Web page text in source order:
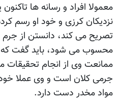
معمولا افراد و رسانه ها
نزديکان کرزی و خود او رسم
تصريح می کند، دانستن از
محسوب می شود، بايد گفت
ممانعت وی از انجام
جرمی کلان است و وی عملا خود
مواد مخدر دست دارد.